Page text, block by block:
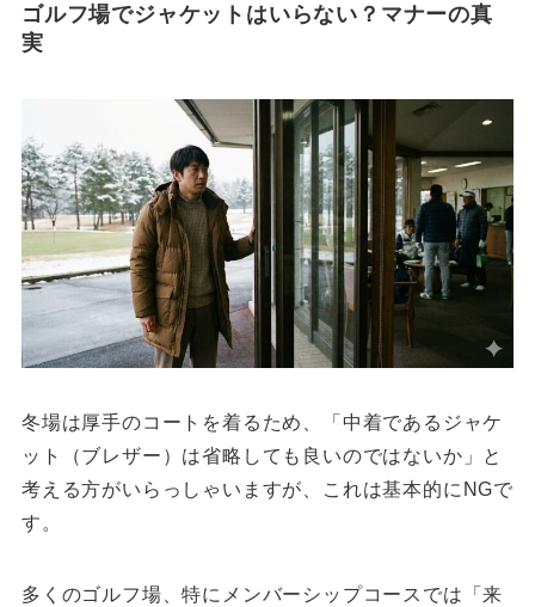
ゴルフ場でジャケットはいらない？マナーの真
実
冬場は厚手のコートを着るため、「中着であるジャケ
ット（ブレザー）は省略しても良いのではないか」と
考える方がいらっしゃいますが、これは基本的にNGで
す。
多くのゴルフ場、特にメンバーシップコースでは「来